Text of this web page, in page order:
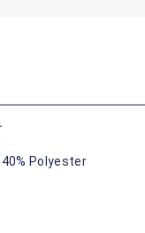
Polyester